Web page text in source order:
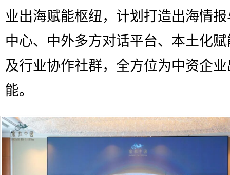
业出海赋能枢纽，计划打造出海情
中心、中外多方对话平台、本土化
及行业协作社群，全方位为中资企
能。